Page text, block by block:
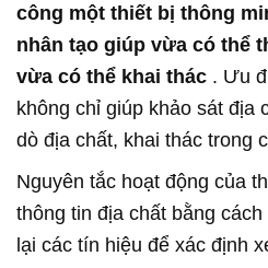
công một thiết bị thông
nhân tạo giúp vừa có thể
vừa có thể khai thác . Ưu
không chỉ giúp khảo sát địa
dò địa chất, khai thác trong
Nguyên tắc hoạt động của
thông tin địa chất bằng
lại các tín hiệu để xác định